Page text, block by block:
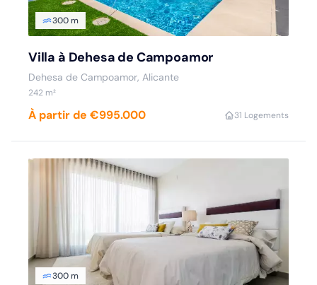
300 m
Villa à Dehesa de Campoamor
Dehesa de Campoamor, Alicante
242 m²
À partir de €995.000 31 Logements
300 m